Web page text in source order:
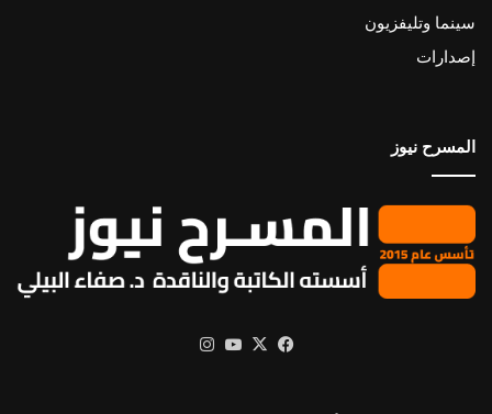
سينما وتليفزيون
إصدارات
المسرح نيوز
فيسبوك
X يوتيوب